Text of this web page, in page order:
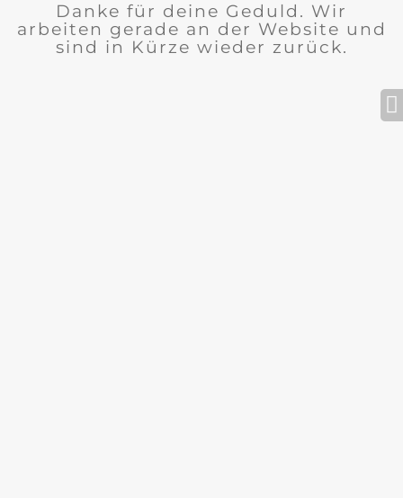
Danke für deine Geduld. Wir
arbeiten gerade an der Website und
sind in Kürze wieder zurück.